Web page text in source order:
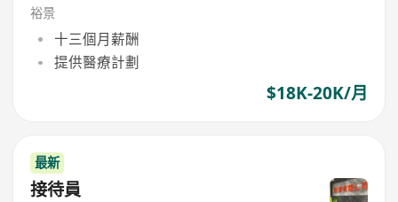
裕景
十三個月薪酬
提供醫療計劃
$18K-20K/月
最新
接待員